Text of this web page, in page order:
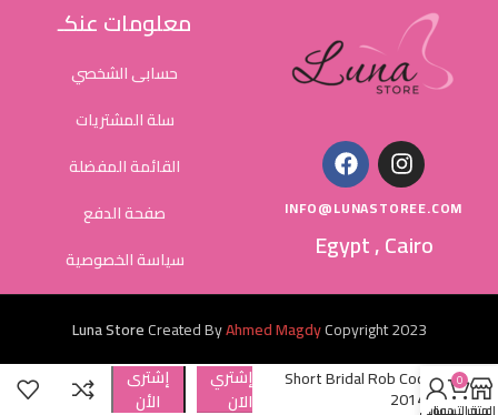
INFO@LUNASTOREE.COM
Egypt , Cairo
معلومات عنكـ
حسابى الشخصي
سلة المشتريات
القائمة المفضلة
صفحة الدفع
سياسة الخصوصية
Luna StoreCreated ByAhmed MagdyCopyright2023
Short Bridal Rob Cod
2014
إشتري
الاَن
إشترى
الأن
المتجر
0
عربة التسوق
حسابي